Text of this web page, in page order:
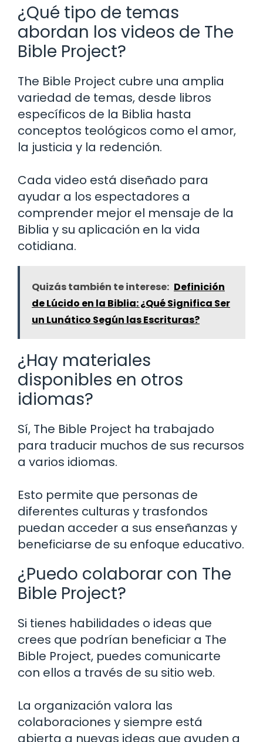
¿Qué tipo de temas
abordan los videos de The
Bible Project?
The Bible Project cubre una amplia
variedad de temas, desde libros
específicos de la Biblia hasta
conceptos teológicos como el amor,
la justicia y la redención.
Cada video está diseñado para
ayudar a los espectadores a
comprender mejor el mensaje de la
Biblia y su aplicación en la vida
cotidiana.
Quizás también te interese: Definición
de Lúcido en la Biblia: ¿Qué Significa Ser
un Lunático Según las Escrituras?
¿Hay materiales
disponibles en otros
idiomas?
Sí, The Bible Project ha trabajado
para traducir muchos de sus recursos
a varios idiomas.
Esto permite que personas de
diferentes culturas y trasfondos
puedan acceder a sus enseñanzas y
beneficiarse de su enfoque educativo.
¿Puedo colaborar con The
Bible Project?
Si tienes habilidades o ideas que
crees que podrían beneficiar a The
Bible Project, puedes comunicarte
con ellos a través de su sitio web.
La organización valora las
colaboraciones y siempre está
abierta a nuevas ideas que ayuden a